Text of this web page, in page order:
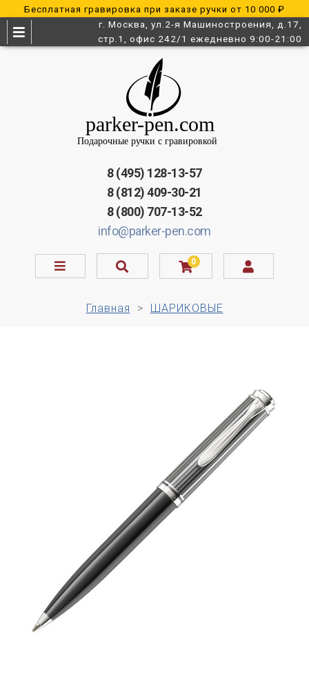
Бесплатная гравировка при заказе ручки от 10 000 ₽
г. Москва, ул.2-я Машиностроения, д.17,
стр.1, офис 242/1 ежедневно 9:00-21:00
8 (495) 128-13-57
8 (812) 409-30-21
8 (800) 707-13-52
info@parker-pen.com
0
Главная ШАРИКОВЫЕ